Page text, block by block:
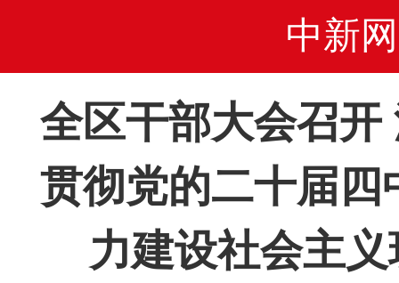
中新网
全区干部大会召开
贯彻党的二十届四
力建设社会主